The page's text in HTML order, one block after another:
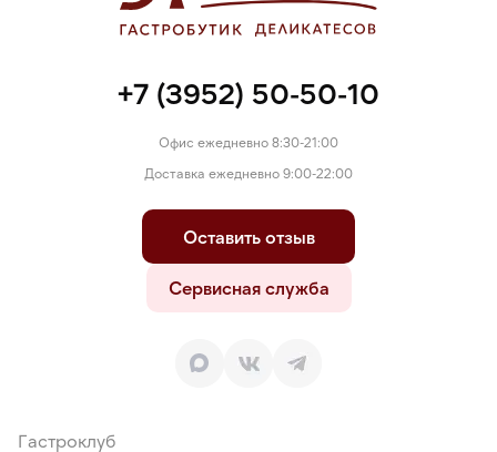
+7 (3952) 50-50-10
Офис ежедневно 8:30-21:00
Доставка ежедневно 9:00-22:00
Оставить отзыв
Сервисная служба
Гастроклуб